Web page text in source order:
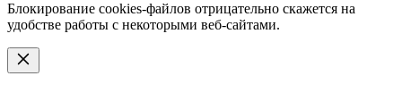
Блокирование cookies-файлов отрицательно скажется на
удобстве работы с некоторыми веб-сайтами.